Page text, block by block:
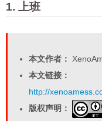
1. 上班
本文作者：
本文链接：
http://
版权声明：